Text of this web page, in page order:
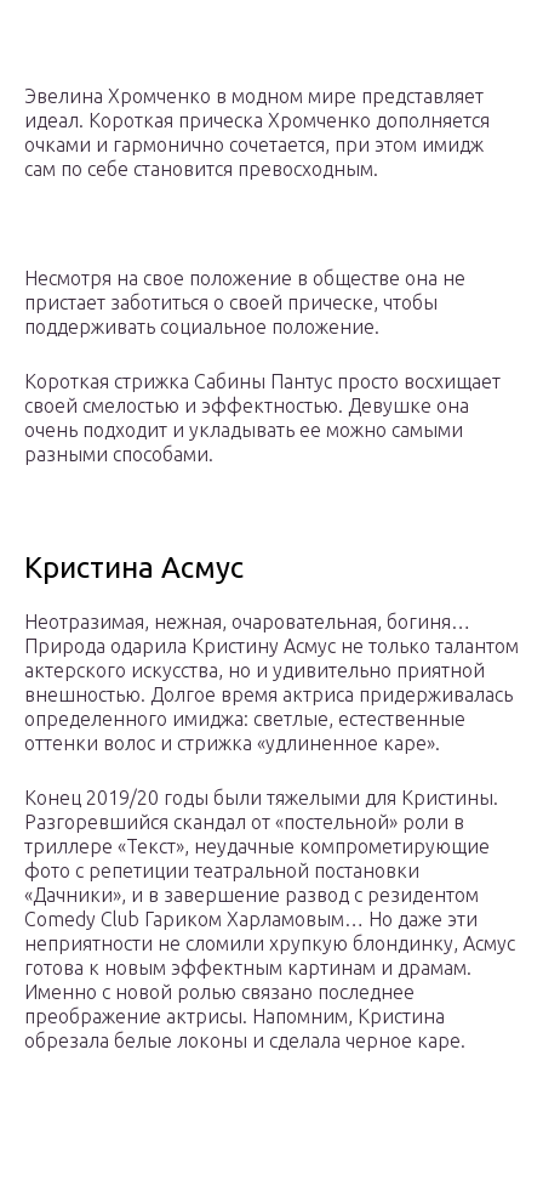
Эвелина Хромченко в модном мире представляет
идеал. Короткая прическа Хромченко дополняется
очками и гармонично сочетается, при этом имидж
сам по себе становится превосходным.
Несмотря на свое положение в обществе она не
пристает заботиться о своей прическе, чтобы
поддерживать социальное положение.
Короткая стрижка Сабины Пантус просто восхищает
своей смелостью и эффектностью. Девушке она
очень подходит и укладывать ее можно самыми
разными способами.
Кристина Асмус
Неотразимая, нежная, очаровательная, богиня…
Природа одарила Кристину Асмус не только талантом
актерского искусства, но и удивительно приятной
внешностью. Долгое время актриса придерживалась
определенного имиджа: светлые, естественные
оттенки волос и стрижка «удлиненное каре».
Конец 2019/20 годы были тяжелыми для Кристины.
Разгоревшийся скандал от «постельной» роли в
триллере «Текст», неудачные компрометирующие
фото с репетиции театральной постановки
«Дачники», и в завершение развод с резидентом
Comedy Club Гариком Харламовым… Но даже эти
неприятности не сломили хрупкую блондинку, Асмус
готова к новым эффектным картинам и драмам.
Именно с новой ролью связано последнее
преображение актрисы. Напомним, Кристина
обрезала белые локоны и сделала черное каре.